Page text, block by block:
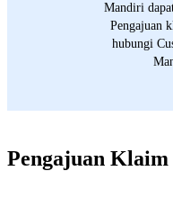
Mandiri
Pengajuan
hubungi
Pengajuan Klaim